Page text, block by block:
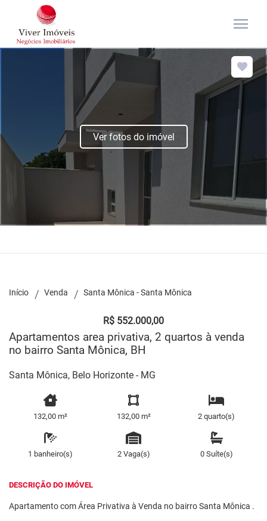
menu
Ver fotos do imóvel
Início Venda Santa Mônica - Santa Mônica
R$ 552.000,00
Apartamentos area privativa, 2 quartos à venda
no bairro Santa Mônica, BH
Santa Mônica, Belo Horizonte - MG
132,00 m² 132,00 m² 2 quarto(s)
1 banheiro(s) 2 Vaga(s) 0 Suíte(s)
DESCRIÇÃO DO IMÓVEL
Apartamento com Área Privativa à Venda no bairro Santa Mônica .